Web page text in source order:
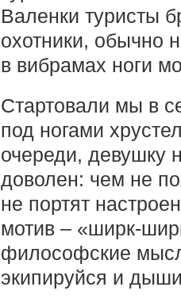
Валенки туристы
охотники, обычно
в вибрамах ноги
Стартовали мы в
под ногами
очереди, девушку
доволен: чем не
не портят
мотив – «ширк-
философские
экипируйся и